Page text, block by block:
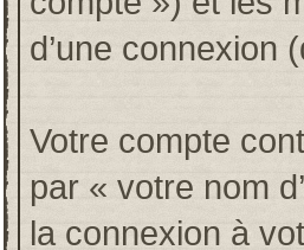
d’une connexion
Votre compte
par « votre nom
la connexion à